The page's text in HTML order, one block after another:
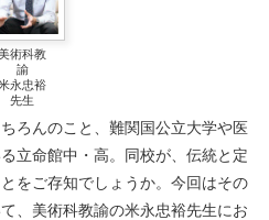
術科教
諭
永忠裕
先生
ろんのこと、難関国公立大学や医
立命館中・高。同校が、伝統と定
をご存知でしょうか。今回はその
、美術科教諭の米永忠裕先生にお